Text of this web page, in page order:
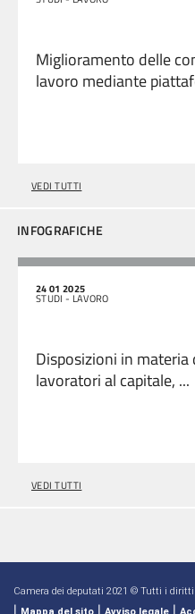
Miglioramento delle
lavoro mediante
VEDI TUTTI
INFOGRAFICHE
24 01 2025
STUDI - LAVORO
Disposizioni in
lavoratori al capitale, ...
VEDI TUTTI
Camera dei deputati 2021 © Tutti i
| | |